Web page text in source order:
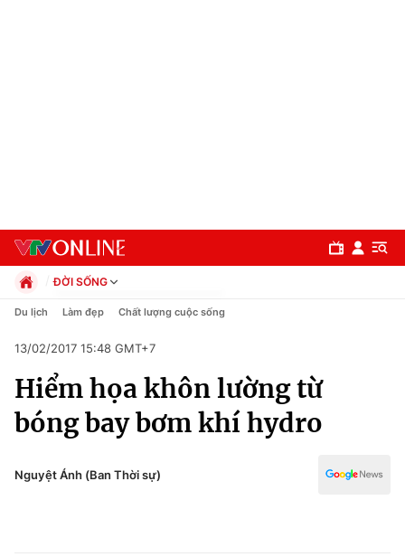
Chuyên mục
Chính trị
ĐỜI SỐNG
Chính trị
Pháp luật
Kinh tế
Thể thao
Truyền hình
Y tế
Du lịch Làm đẹp Chất lượng cuộc sống
13/02/2017 15:48 GMT+7
Hiểm họa khôn lường từ
bóng bay bơm khí hydro
Nguyệt Ánh (Ban Thời sự)